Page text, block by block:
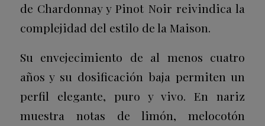
de Chardonnay y Pinot Noir reivindica la
complejidad del estilo de la Maison.
Su envejecimiento de al menos cuatro
años y su dosificación baja permiten un
perfil elegante, puro y vivo. En nariz
muestra notas de limón, melocotón